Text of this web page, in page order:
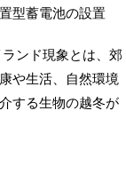
型蓄電池の設置
ンド現象とは、郊
や生活、自然環境
する生物の越冬が